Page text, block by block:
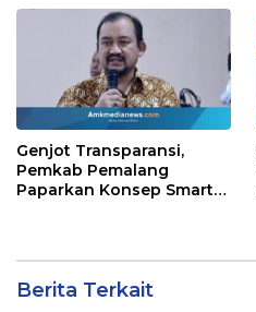
Genjot Transparansi,
Pemkab Pemalang
Paparkan Konsep Smart
Berita Terkait